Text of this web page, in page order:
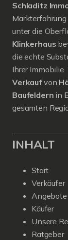
Schladitz
unter die
Klinkerhaus
die echte
Ihrer
Verkaufvon
Baufeldern in
gesamten
INHALT
Start
Verkäufer
Angebote
Käufer
Unsere
Ratgeber